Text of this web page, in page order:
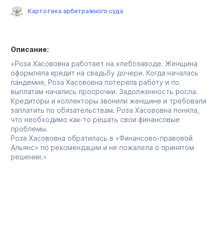
Описание:
«Роза Хасововна работает на хлебозаводе. Женщина
оформляла кредит на свадьбу дочери. Когда началась
пандемия, Роза Хасововна потеряла работу и по
выплатам начались просрочки. Задолженность росла.
Кредиторы и коллекторы звонили женщине и требовали
заплатить по обязательствам. Роза Хасововна поняла,
что необходимо как-то решать свои финансовые
проблемы.
Роза Хасововна обратилась в «Финансово-правовой
Альянс» по рекомендации и не пожалела о принятом
решении.»
Картотека арбитражного суда